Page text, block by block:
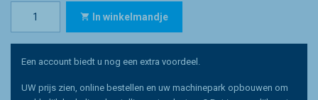
In winkelmandje
Een account biedt u nog een extra voordeel.
UW prijs zien, online bestellen en uw machinepark opbouwen om